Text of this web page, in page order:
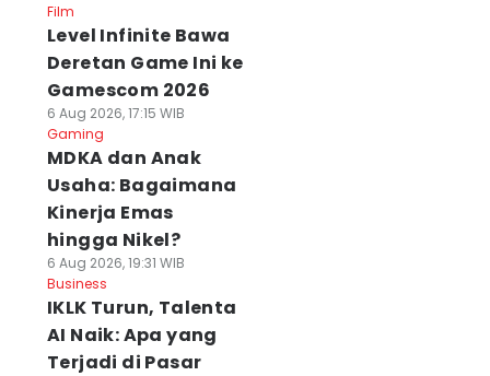
Film
Level Infinite Bawa
Deretan Game Ini ke
Gamescom 2026
6 Aug 2026, 17:15 WIB
Gaming
MDKA dan Anak
Usaha: Bagaimana
Kinerja Emas
hingga Nikel?
6 Aug 2026, 19:31 WIB
Business
IKLK Turun, Talenta
AI Naik: Apa yang
Terjadi di Pasar